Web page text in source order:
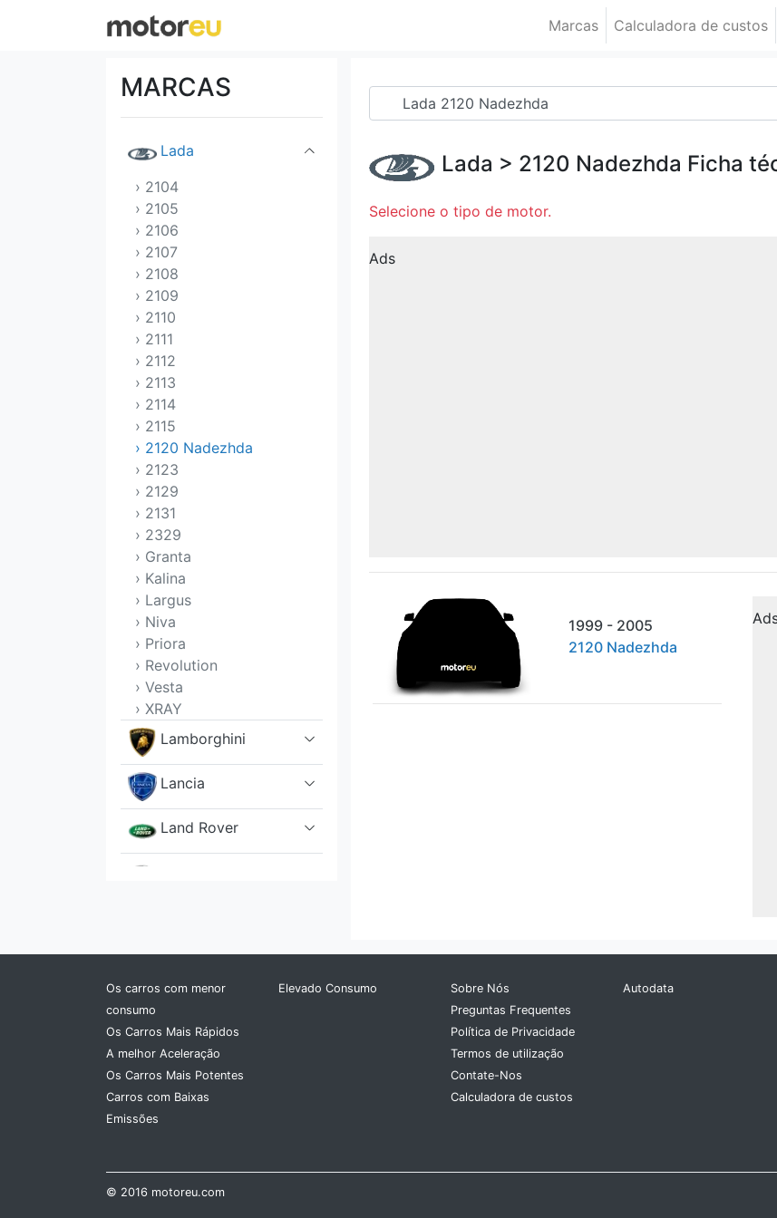
Marcas Calculadora de custos
MARCAS
Jeep
Lada
› 2104
› 2105
› 2106
› 2107
› 2108
› 2109
› 2110
› 2111
› 2112
› 2113
› 2114
› 2115
› 2120 Nadezhda
› 2123
› 2129
› 2131
› 2329
› Granta
› Kalina
› Largus
› Niva
› Priora
› Revolution
› Vesta
› XRAY
Lamborghini
Lancia
Land Rover
Mahindra
Maserati
Lada > 2120 Nadezhda Ficha
Selecione o tipo de motor.
Ads
1999 - 2005
2120 Nadezhda
Os carros com menor
consumo
Os Carros Mais Rápidos
A melhor Aceleração
Os Carros Mais Potentes
Carros com Baixas
Emissões
Elevado Consumo
Sobre Nós
Preguntas Frequentes
Política de Privacidade
Termos de utilização
Contate-Nos
Calculadora de custos
Autodata
© 2016 motoreu.com